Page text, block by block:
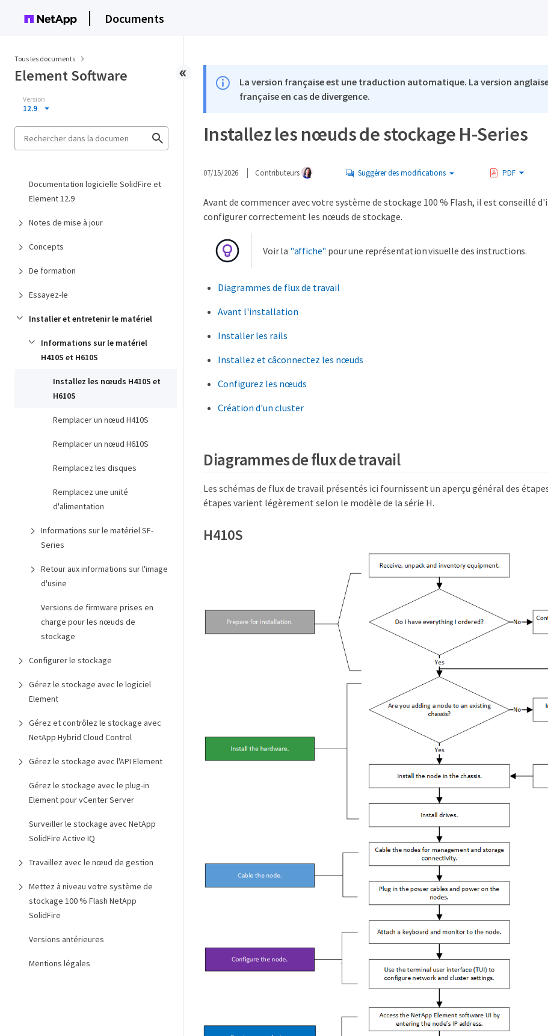
Documents
Tous les documents
Element Software
Version
12.9
Documentation logicielle SolidFire et
Element 12.9
Notes de mise à jour
Concepts
De formation
Essayez-le
Installer et entretenir le matériel
Informations sur le matériel
H410S et H610S
Installez les nœuds H410S et
H610S
Remplacer un nœud H410S
Remplacer un nœud H610S
Remplacez les disques
Remplacez une unité
d'alimentation
Informations sur le matériel SF-
Series
Retour aux informations sur l'image
d'usine
Versions de firmware prises en
charge pour les nœuds de
stockage
Configurer le stockage
Gérez le stockage avec le logiciel
Element
Gérez et contrôlez le stockage avec
NetApp Hybrid Cloud Control
Gérez le stockage avec l'API Element
Gérez le stockage avec le plug-in
Element pour vCenter Server
Surveiller le stockage avec NetApp
SolidFire Active IQ
Travaillez avec le nœud de gestion
Mettez à niveau votre système de
stockage 100 % Flash NetApp
SolidFire
Versions antérieures
Mentions légales
La version française est une traduction automatique. La version
française en cas de divergence.
Installez les nœuds de stockage H-Series
07/15/2026 Contributeurs Suggérer des modifications PDF
Avant de commencer avec votre système de stockage 100 % Flash, il est conseillé
configurer correctement les nœuds de stockage.
Voir la "affiche" pour une représentation visuelle des instructions.
Diagrammes de flux de travail
Avant l'installation
Installer les rails
Installez et câconnectez les nœuds
Configurez les nœuds
Création d'un cluster
Diagrammes de flux de travail
Les schémas de flux de travail présentés ici fournissent un aperçu général des
étapes varient légèrement selon le modèle de la série H.
H410S